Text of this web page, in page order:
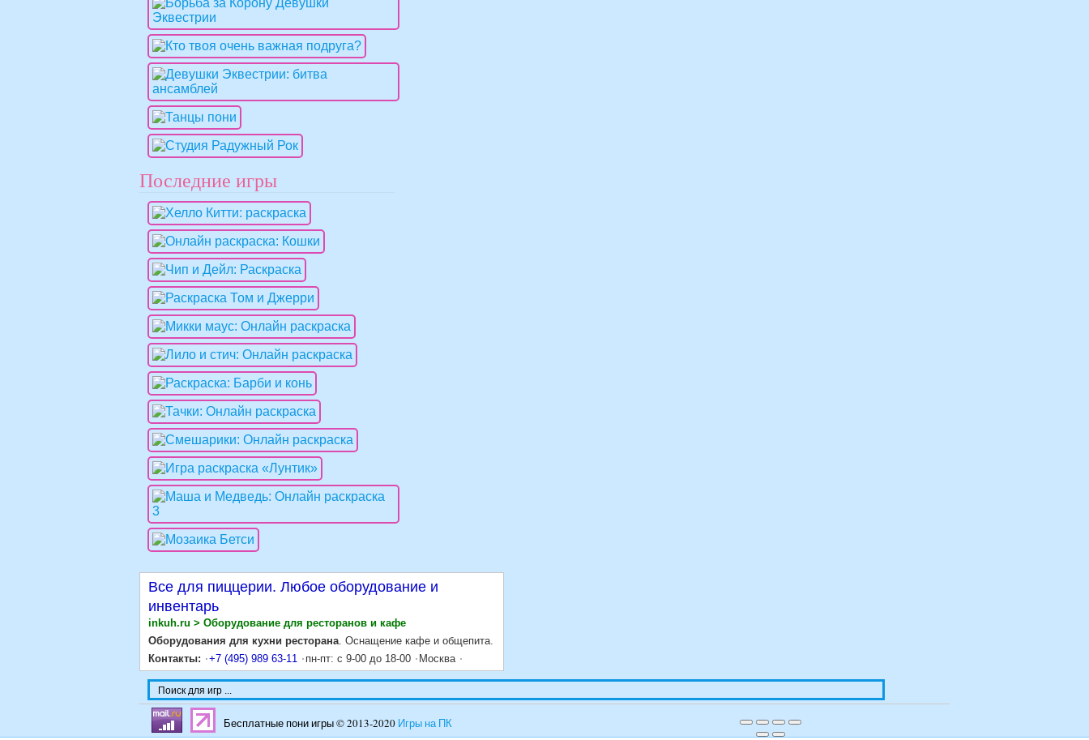
Последние игры
Все для пиццерии. Любое оборудование и
инвентарь
inkuh.ru > Оборудование для ресторанов и кафе
Оборудования для кухни ресторана. Оснащение кафе и общепита.
Контакты:
+7 (495) 989 63-11 пн-пт: с 9-00 до 18-00 Москва
Бесплатные пони игры © 2013-2020 Игры на ПК